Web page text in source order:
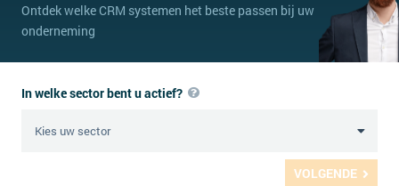
Ontdek welke CRM systemen het beste passen bij uw
onderneming
VOLGENDE
In welke sector bent u actief?